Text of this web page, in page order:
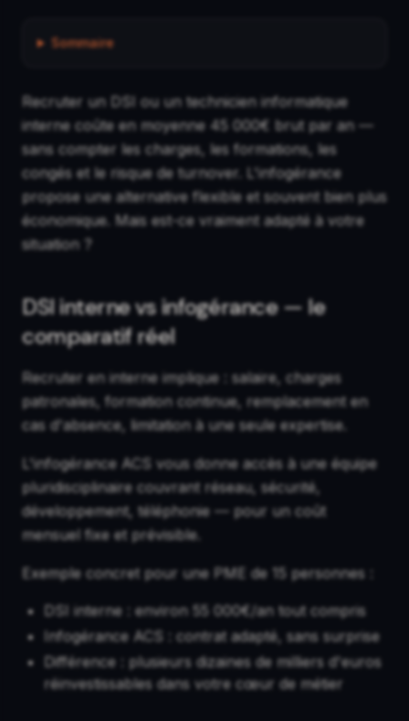
Sommaire
Recruter un DSI ou un technicien informatique
interne coûte en moyenne 45 000€ brut par an —
sans compter les charges, les formations, les
congés et le risque de turnover. L'infogérance
propose une alternative flexible et souvent bien plus
économique. Mais est-ce vraiment adapté à votre
situation ?
DSI interne vs infogérance — le
comparatif réel
Recruter en interne implique : salaire, charges
patronales, formation continue, remplacement en
cas d'absence, limitation à une seule expertise.
L'infogérance ACS vous donne accès à une équipe
pluridisciplinaire couvrant réseau, sécurité,
développement, téléphonie — pour un coût
mensuel fixe et prévisible.
Exemple concret pour une PME de 15 personnes :
DSI interne : environ 55 000€/an tout compris
Infogérance ACS : contrat adapté, sans surprise
Différence : plusieurs dizaines de milliers d'euros
réinvestissables dans votre cœur de métier